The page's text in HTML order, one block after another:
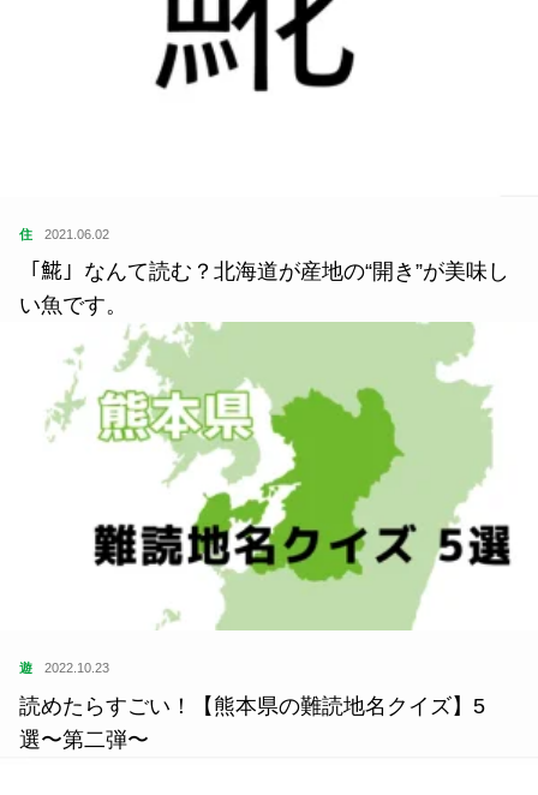
住 2021.06.02
「𩸽」なんて読む？北海道が産地の“開き”が美味し
い魚です。
遊 2022.10.23
読めたらすごい！【熊本県の難読地名クイズ】5
選〜第二弾〜